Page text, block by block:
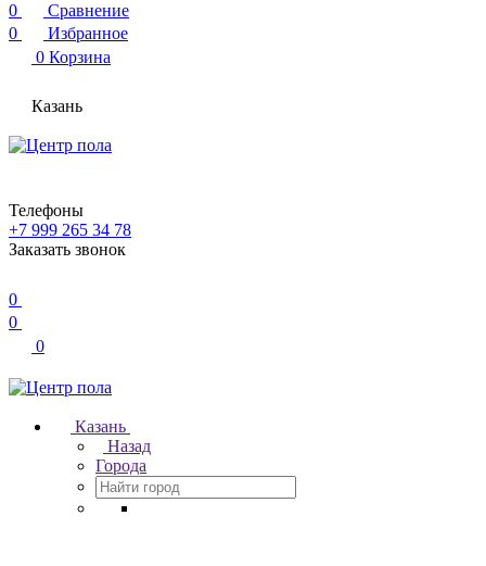
0
Сравнение
0
Избранное
0 Корзина
Казань
Телефоны
+7 999 265 34 78
Заказать звонок
0
0
0
Казань
Назад
Города